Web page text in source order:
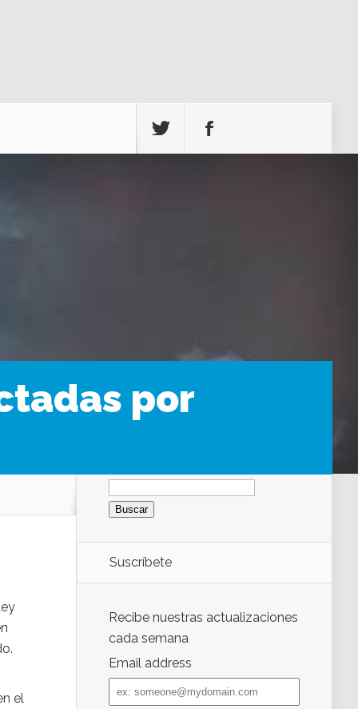
por
el
Buscar:
Suscríbete
Recibe nuestras actualizaciones
cada semana
Email address
Email
address